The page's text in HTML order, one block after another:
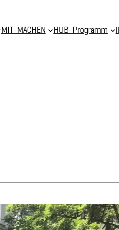
MIT-MACHEN HUB-Programm